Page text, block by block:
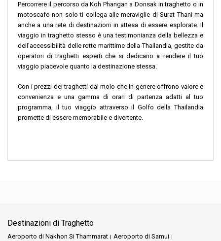
Percorrere il percorso da Koh Phangan a Donsak in traghetto o in
motoscafo non solo ti collega alle meraviglie di Surat Thani ma
anche a una rete di destinazioni in attesa di essere esplorate. Il
viaggio in traghetto stesso è una testimonianza della bellezza e
dell'accessibilità delle rotte marittime della Thailandia, gestite da
operatori di traghetti esperti che si dedicano a rendere il tuo
viaggio piacevole quanto la destinazione stessa.
Con i prezzi dei traghetti dal molo che in genere offrono valore e
convenienza e una gamma di orari di partenza adatti al tuo
programma, il tuo viaggio attraverso il Golfo della Thailandia
promette di essere memorabile e divertente.
Destinazioni di Traghetto
Aeroporto di Nakhon Si Thammarat
Aeroporto di Samui